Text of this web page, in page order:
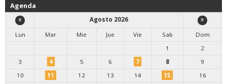
Agenda
Agosto 2026
Lun
Mar Mie Jue Vie Sab
Dom
1
2
3
4 5 6 7 8
9
10
11 12 13 14 15
16